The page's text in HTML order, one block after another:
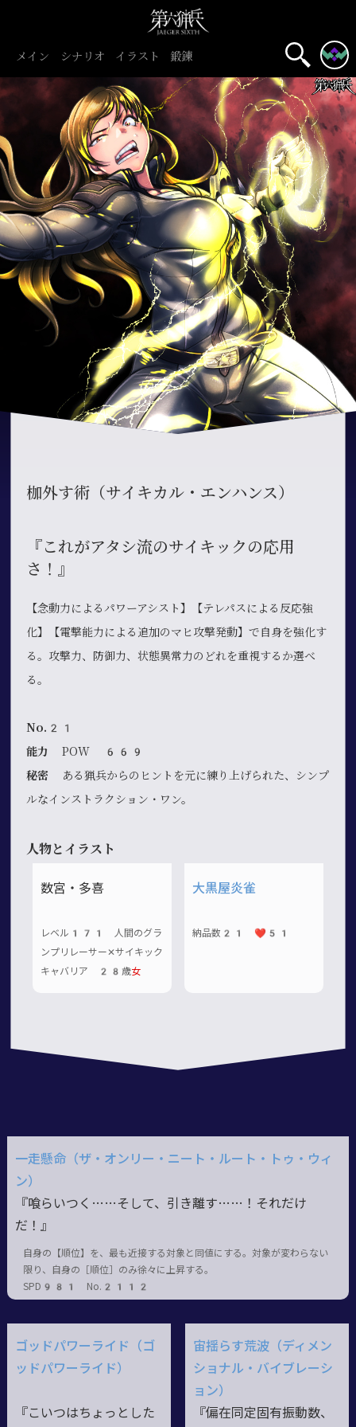
メイン シナリオ イラスト 鍛錬
枷外す術（サイキカル・エンハンス）
『これがアタシ流のサイキックの応用
さ！』
【念動力によるパワーアシスト】【テレパスによる反応強
化】【電撃能力による追加のマヒ攻撃発動】で自身を強化す
る。攻撃力、防御力、状態異常力のどれを重視するか選べ
る。
No.21
能力POW 669
秘密 ある猟兵からのヒントを元に練り上げられた、シンプ
ルなインストラクション・ワン。
人物とイラスト
数宮・多喜
レベル171 人間のグラ
ンプリレーサー✕サイキック
キャバリア 28歳女
大黒屋炎雀
納品数21 ❤️51
一走懸命（ザ・オンリー・ニート・ルート・トゥ・ウィ
ン）
『喰らいつく……そして、引き離す……！それだけ
だ！』
自身の【順位】を、最も近接する対象と同値にする。対象が変わらない
限り、自身の［順位］のみ徐々に上昇する。
SPD981 No.2112
ゴッドパワーライド（ゴ
ッドパワーライド）
『こいつはちょっとした
宙揺らす荒波（ディメン
ショナル・バイブレーシ
ョン）
『偏在同定固有振動数、